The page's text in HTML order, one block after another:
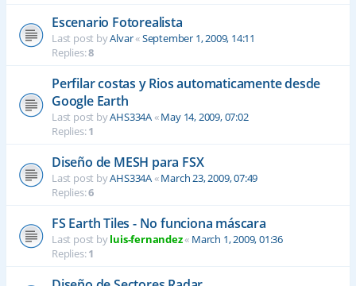
Escenario Fotorealista
Last post byAlvar«September 1, 2009, 14:11
Replies:8
Perfilar costas y Rios automaticamente desde
Google Earth
Last post byAHS334A«May 14, 2009, 07:02
Replies:1
Diseño de MESH para FSX
Last post byAHS334A«March 23, 2009, 07:49
Replies:6
FS Earth Tiles - No funciona máscara
Last post byluis-fernandez« March 1, 2009, 01:36
Replies:1